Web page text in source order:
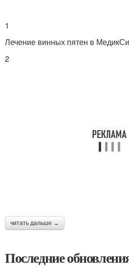
1
Лечение винных пятен в
2
читать дальше →
Последние